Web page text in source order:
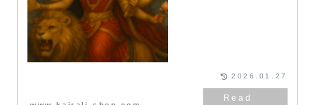
2026.01.27